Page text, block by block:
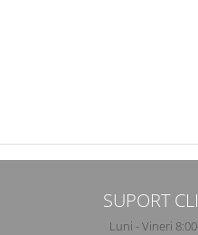
III, Renania, art.24C2
SUPORT
Luni - Vineri